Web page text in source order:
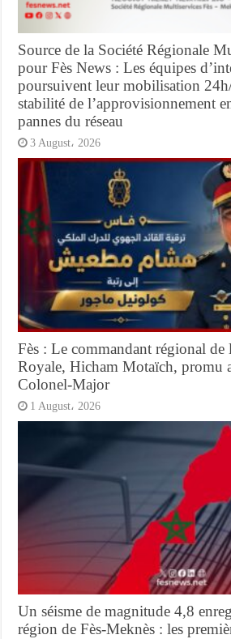
Source de la Société Régionale
pour Fès News : Les équipes
poursuivent leur mobilisation
stabilité de l’approvisionnement
pannes du réseau
3 August، 2026
Fès : Le commandant régional de
Royale, Hicham Motaïch, promu
Colonel-Major
1 August، 2026
Un séisme de magnitude 4,8
région de Fès-Meknès : les